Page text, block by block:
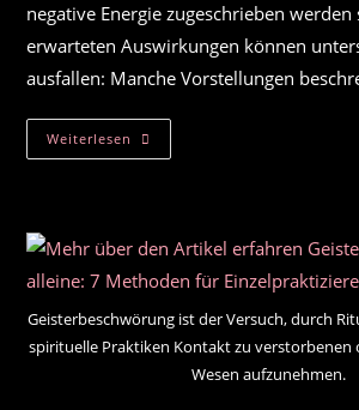
negative Energie zugeschrieben werden
erwarteten Auswirkungen können
ausfallen: Manche Vorstellungen
Weiterlesen Wie
Eine
Geisterbeschwörung ist der Versuch, durch
spirituelle Praktiken Kontakt zu verstorbenen
Wesen aufzunehmen.